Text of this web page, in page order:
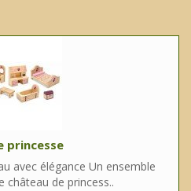
princesse
avec élégance Un ensemble
château de princess..